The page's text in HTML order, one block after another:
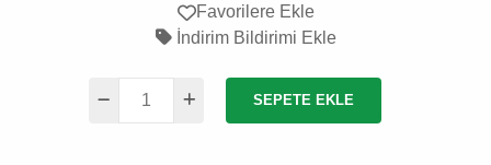
Favorilere Ekle
İndirim Bildirimi Ekle
SEPETE EKLE